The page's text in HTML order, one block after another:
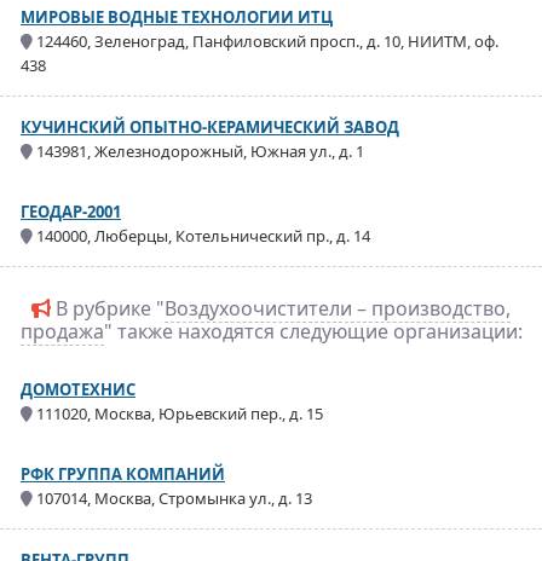
МИРОВЫЕ ВОДНЫЕ ТЕХНОЛОГИИ ИТЦ
124460, Зеленоград, Панфиловский просп., д. 10, НИИТМ, оф.
438
КУЧИНСКИЙ ОПЫТНО-КЕРАМИЧЕСКИЙ ЗАВОД
143981, Железнодорожный, Южная ул., д. 1
ГЕОДАР-2001
140000, Люберцы, Котельнический пр., д. 14
В рубрике "Воздухоочистители – производство,
продажа" также находятся следующие организации:
ДОМОТЕХНИС
111020, Москва, Юрьевский пер., д. 15
РФК ГРУППА КОМПАНИЙ
107014, Москва, Стромынка ул., д. 13